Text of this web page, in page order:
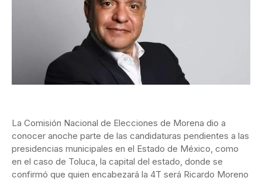
La Comisión Nacional de Elecciones de Morena dio a
conocer anoche parte de las candidaturas pendientes a las
presidencias municipales en el Estado de México, como
en el caso de Toluca, la capital del estado, donde se
confirmó que quien encabezará la 4T será Ricardo Moreno